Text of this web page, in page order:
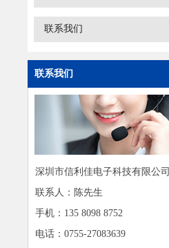
联系我们
联系我们
深圳市信利佳电子科技有限公司
联系人：陈先生
手机：135 8098 8752
电话：0755-27083639